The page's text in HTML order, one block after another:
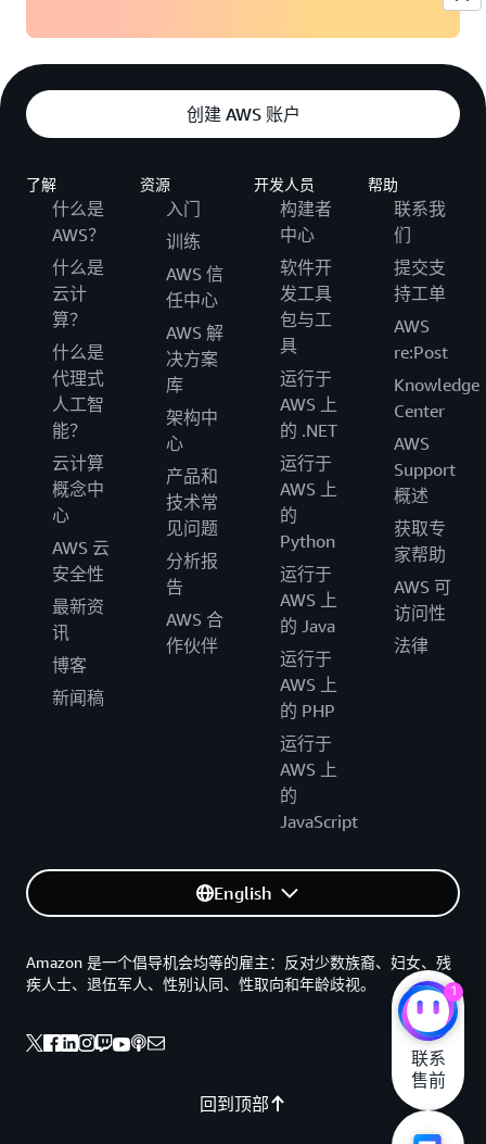
创建 AWS 账户
了解
什么是
AWS？
什么是
云计
算？
什么是
代理式
人工智
能？
云计算
概念中
心
AWS 云
安全性
最新资
讯
博客
新闻稿
资源
入门
训练
AWS 信
任中心
AWS 解
决方案
库
架构中
心
产品和
技术常
见问题
分析报
告
AWS 合
作伙伴
开发人员
构建者
中心
软件开
发工具
包与工
具
运行于
AWS 上
的 .NET
运行于
AWS 上
的
Python
运行于
AWS 上
的 Java
运行于
AWS 上
的 PHP
运行于
AWS 上
的
JavaScript
帮助
联系我
们
提交支
持工单
AWS
re:Post
Knowledge
Center
AWS
Support
概述
获取专
家帮助
AWS 可
访问性
法律
English
回到顶部
Amazon 是一个倡导机会均等的雇主：反对少数族裔、妇女、残
疾人士、退伍军人、性别认同、性取向和年龄歧视。
1
联系
售前